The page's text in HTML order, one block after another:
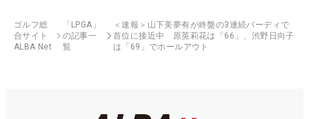
ゴルフ総
合サイト
ALBA Net
「LPGA」
の記事一
覧
＜速報＞山下美夢有が終盤の3連続バーディで
首位に接近中 原英莉花は「66」、渋野日向子
は「69」でホールアウト